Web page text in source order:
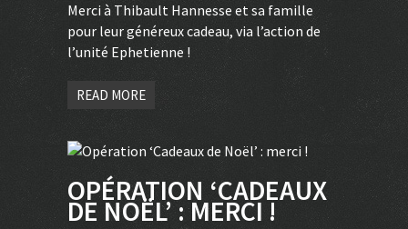
Merci à Thibault Hannesse et sa famille
pour leur généreux cadeau, via l’action de
l’unité Ephetienne !
READ MORE
OPÉRATION ‘CADEAUX
DE NOËL’ : MERCI !